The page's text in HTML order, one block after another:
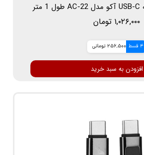
۱,۰۲۶,۰۰۰ تومان
4 قسط 256,500 تومانی
افزودن به سبد خرید